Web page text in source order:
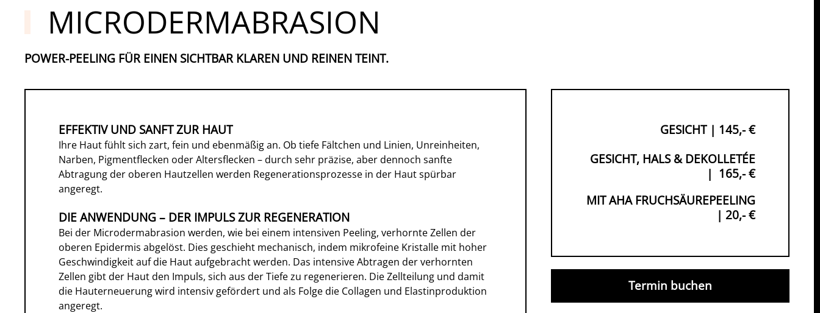
MICRODERMABRASION
POWER-PEELING FÜR EINEN SICHTBAR KLAREN UND REINEN TEINT.
EFFEKTIV UND SANFT ZUR HAUT
Ihre Haut fühlt sich zart, fein und ebenmäßig an. Ob tiefe Fältchen und Linien, Unreinheiten,
Narben, Pigmentflecken oder Altersflecken – durch sehr präzise, aber dennoch sanfte
Abtragung der oberen Hautzellen werden Regenerationsprozesse in der Haut spürbar
angeregt.
DIE ANWENDUNG – DER IMPULS ZUR REGENERATION
Bei der Microdermabrasion werden, wie bei einem intensiven Peeling, verhornte Zellen der
oberen Epidermis abgelöst. Dies geschieht mechanisch, indem mikrofeine Kristalle mit hoher
Geschwindigkeit auf die Haut aufgebracht werden. Das intensive Abtragen der verhornten
Zellen gibt der Haut den Impuls, sich aus der Tiefe zu regenerieren. Die Zellteilung und damit
die Hauterneuerung wird intensiv gefördert und als Folge die Collagen und Elastinproduktion
angeregt.
GESICHT | 145,- €
GESICHT, HALS & DEKOLLETÉE
| 165,- €
MIT AHA FRUCHSÄUREPEELING
| 20,- €
Termin buchen